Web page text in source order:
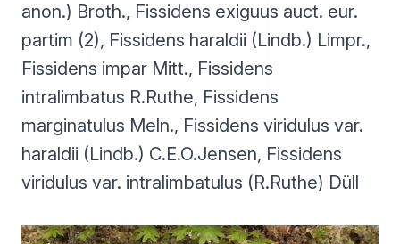
anon.) Broth., Fissidens exiguus auct. eur.
partim (2), Fissidens haraldii (Lindb.) Limpr.,
Fissidens impar Mitt., Fissidens
intralimbatus R.Ruthe, Fissidens
marginatulus Meln., Fissidens viridulus var.
haraldii (Lindb.) C.E.O.Jensen, Fissidens
viridulus var. intralimbatulus (R.Ruthe) Düll